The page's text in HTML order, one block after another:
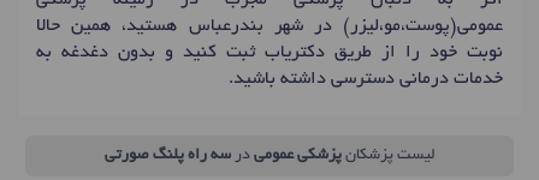
عمومی(پوست،مو،لیزر) در شهر بندرعباس هستید، همین حالا
نوبت خود را از طریق دکتریاب ثبت کنید و بدون دغدغه به
خدمات درمانی دسترسی داشته باشید.
لیست پزشکانپزشکی عمومی درسه راه پلنگ صورتی